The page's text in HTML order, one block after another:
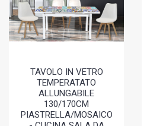
TAVOLO IN VETRO
TEMPERATATO
ALLUNGABILE
130/170CM
PIASTRELLA/MOSAICO